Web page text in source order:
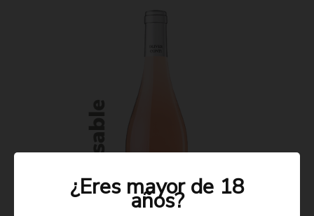
¿Eres mayor de 18
años?